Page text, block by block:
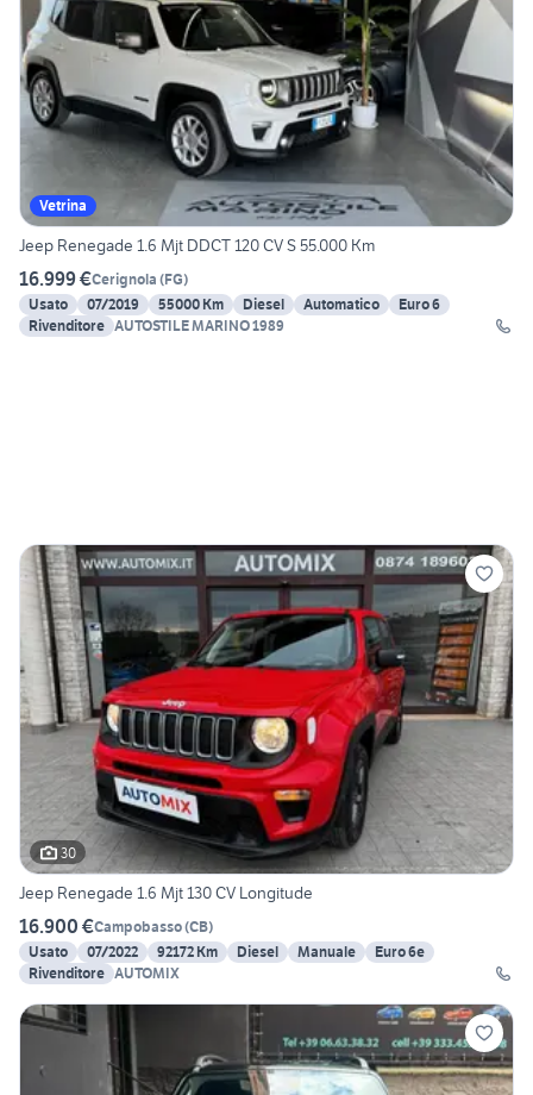
Vetrina
Jeep Renegade 1.6 Mjt DDCT 120 CV S 55.000 Km
16.999 €Cerignola (FG)
Usato
07/2019 55000 Km Diesel Automatico
Euro 6
Rivenditore AUTOSTILE MARINO 1989
30
Jeep Renegade 1.6 Mjt 130 CV Longitude
16.900 €Campobasso(CB)
Usato
07/2022 92172 Km Diesel Manuale
Euro 6e
Rivenditore AUTOMIX